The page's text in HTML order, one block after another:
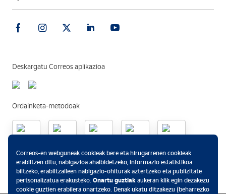
Deskargatu Correos aplikazioa
Ordainketa-metodoak
Correos-en webguneak cookieak bere eta hirugarrenen cookieak
erabiltzen ditu, nabigazioa ahalbidetzeko, informazio estatistikoa
biltzeko, erabiltzaileen nabigazio-ohiturak aztertzeko eta publizitate
pertsonalizatua erakusteko. Onartu guztiak aukeran klik egin dezakezu
cookie guztien erabilera onartzeko. Denak ukatu ditzakezu (beharrezko